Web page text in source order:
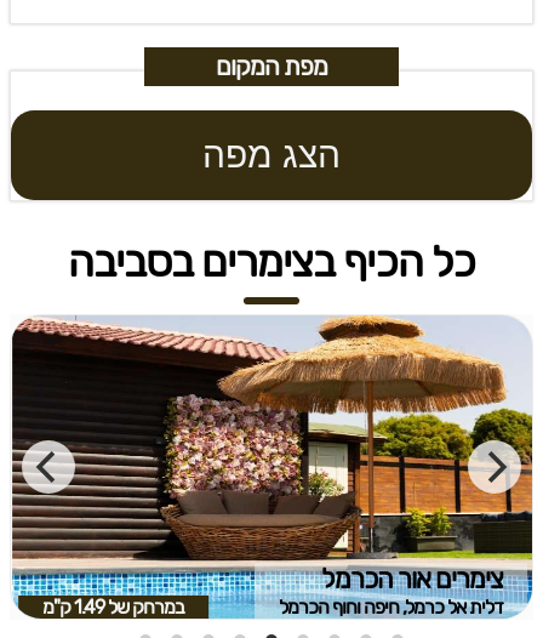
מפת המקום
הצג מפה
כל הכיף בצימרים בסביבה
צימרים אור הכרמל
דלית אל כרמל, חיפה וחוף הכרמל במרחק של1.49 ק"מ